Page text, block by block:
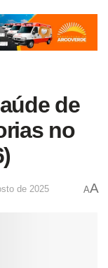
de
no
de 2025 AA